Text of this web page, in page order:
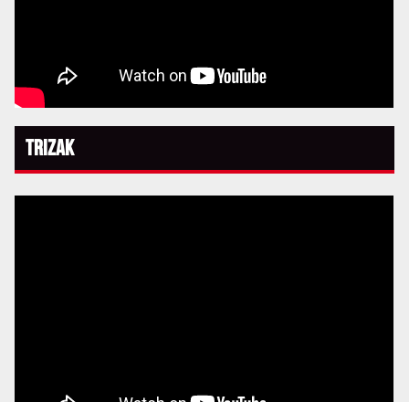
Trizak